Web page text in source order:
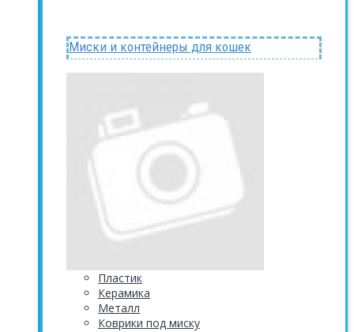
Миски и контейнеры для кошек
Пластик
Керамика
Металл
Коврики под миску